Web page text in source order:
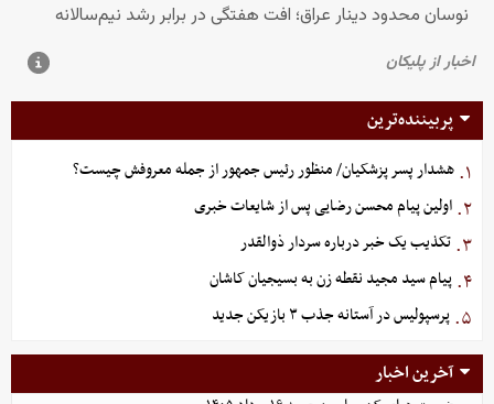
پربیننده‌ترین
۱. هشدار پسر پزشکیان/ منظور رئیس جمهور از جمله معروفش چیست؟
۲. اولین پیام محسن رضایی پس از شایعات خبری
۳. تکذیب یک خبر درباره سردار ذوالقدر
۴. پیام سید مجید نقطه زن به بسیجیان کاشان
۵. پرسپولیس در آستانه جذب ۳ بازیکن جدید
آخرین اخبار